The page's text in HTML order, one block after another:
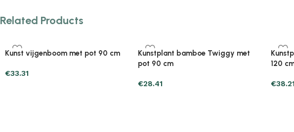
Related Products